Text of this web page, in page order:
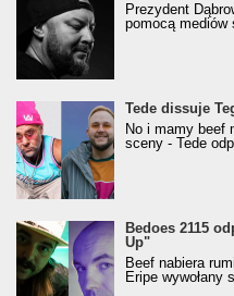
Prezydent
pomocą mediów
Tede dissuje
No i mamy beef
sceny - Tede
Bedoes 2115
Up"
Beef nabiera
Eripe wywołany